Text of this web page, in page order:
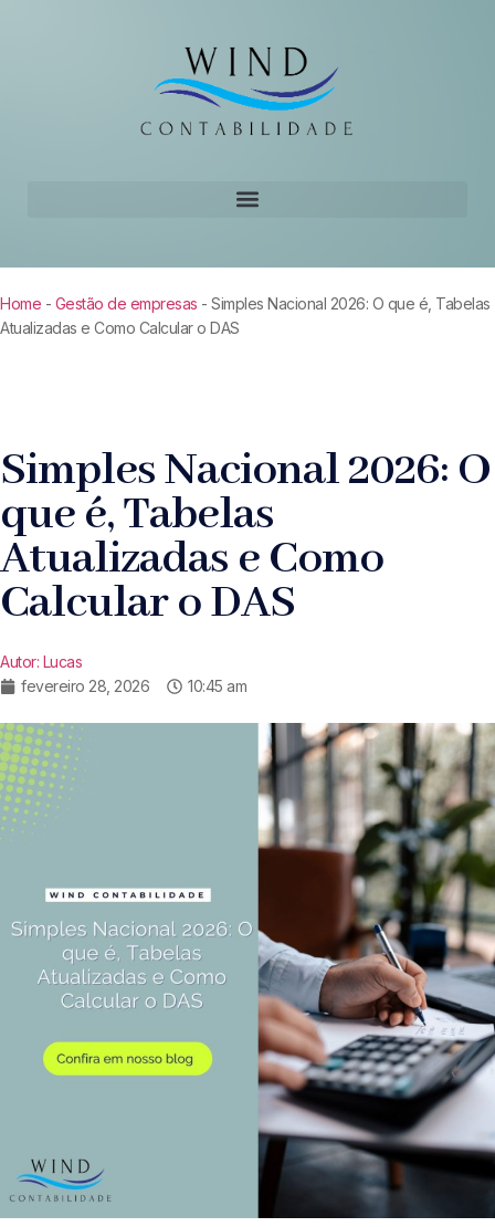
Home - Gestão de empresas - Simples Nacional 2026: O que é, Tabelas
Atualizadas e Como Calcular o DAS
Simples Nacional 2026: O
que é, Tabelas
Atualizadas e Como
Calcular o DAS
Autor: Lucas
fevereiro 28, 2026
10:45 am